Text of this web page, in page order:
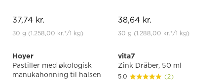
37,74 kr.
30 g (1.258,00 kr.*/1 kg)
38,64 kr.
30 g (1.288,00 kr.*/1 kg)
Hoyer
Pastiller med økologisk
manukahonning til halsen
vita7
Zink Dråber, 50 ml
5.0 (2)